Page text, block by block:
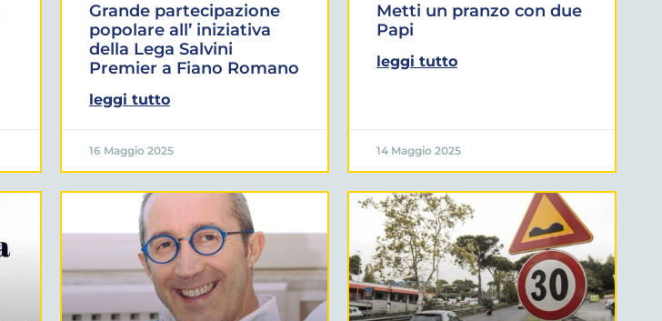
Grande partecipazione
popolare all’ iniziativa
della Lega Salvini
Premier a Fiano Romano
leggi tutto
16 Maggio 2025
Metti un pranzo con due
Papi
leggi tutto
14 Maggio 2025